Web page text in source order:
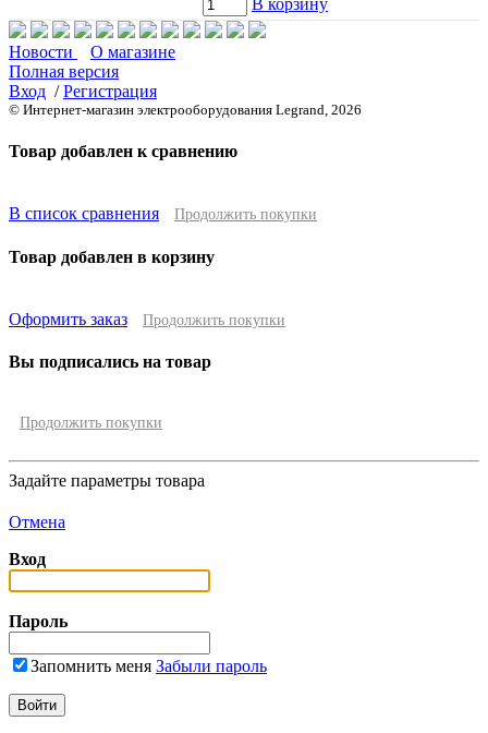
Новости
О магазине
Полная версия
Вход /Регистрация
© Интернет-магазин электрооборудования Legrand, 2026
Товар добавлен к сравнению
В список сравнения Продолжить покупки
Товар добавлен в корзину
Оформить заказ Продолжить покупки
Вы подписались на товар
Продолжить покупки
Задайте параметры товара
Отмена
Вход
Пароль
Запомнить меня Забыли пароль